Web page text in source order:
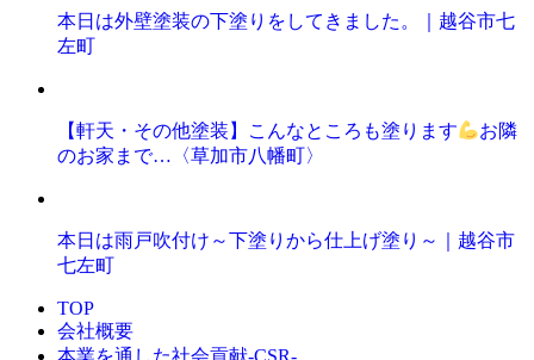
本日は外壁塗装の下塗りをしてきました。｜越谷市七
左町
【軒天・その他塗装】こんなところも塗ります
お隣
のお家まで…〈草加市八幡町〉
本日は雨戸吹付け～下塗りから仕上げ塗り～｜越谷市
七左町
TOP
会社概要